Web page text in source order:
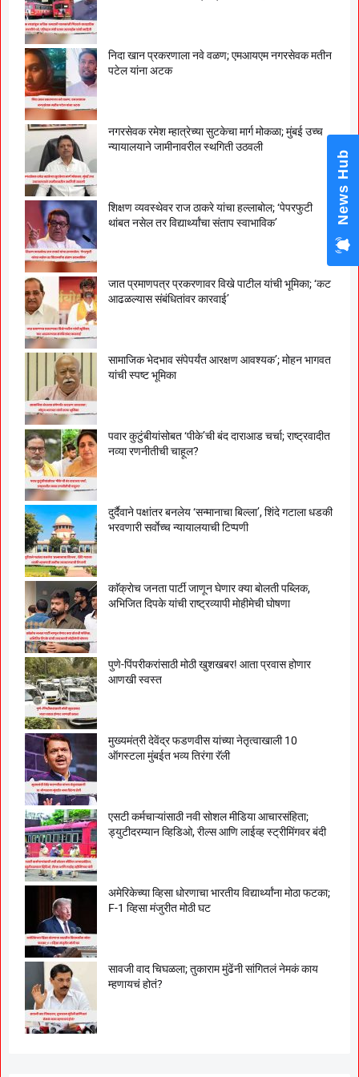
निदा खान प्रकरणाला नवे वळण; एमआयएम नगरसेवक मतीन
पटेल यांना अटक
नगरसेवक रमेश म्हात्रेच्या सुटकेचा मार्ग मोकळा; मुंबई उच्च
न्यायालयाने जामीनावरील स्थगिती उठवली
शिक्षण व्यवस्थेवर राज ठाकरे यांचा हल्लाबोल; ‘पेपरफुटी
थांबत नसेल तर विद्यार्थ्यांचा संताप स्वाभाविक’
जात प्रमाणपत्र प्रकरणावर विखे पाटील यांची भूमिका; ‘कट
आढळल्यास संबंधितांवर कारवाई’
सामाजिक भेदभाव संपेपर्यंत आरक्षण आवश्यक’; मोहन भागवत
यांची स्पष्ट भूमिका
पवार कुटुंबीयांसोबत ‘पीके’ची बंद दाराआड चर्चा; राष्ट्रवादीत
नव्या रणनीतीची चाहूल?
दुर्दैवाने पक्षांतर बनलेय ‘सन्मानाचा बिल्ला’, शिंदे गटाला धडकी
भरवणारी सर्वाेच्च न्यायालयाची टिप्पणी
काॅक्राेच जनता पार्टी जाणून घेणार क्या बाेलती पब्लिक,
अभिजित दिपके यांची राष्ट्रव्यापी माेहीमेची घाेषणा
पुणे-पिंपरीकरांसाठी मोठी खुशखबर! आता प्रवास होणार
आणखी स्वस्त
मुख्यमंत्री देवेंद्र फडणवीस यांच्या नेतृत्वाखाली 10
ऑगस्टला मुंबईत भव्य तिरंगा रॅली
एसटी कर्मचाऱ्यांसाठी नवी सोशल मीडिया आचारसंहिता;
ड्युटीदरम्यान व्हिडिओ, रील्स आणि लाईव्ह स्ट्रीमिंगवर बंदी
अमेरिकेच्या व्हिसा धोरणाचा भारतीय विद्यार्थ्यांना मोठा फटका;
F-1 व्हिसा मंजुरीत मोठी घट
सावजी वाद चिघळला; तुकाराम मुंढेंनी सांगितलं नेमकं काय
म्हणायचं होतं?
News Hub